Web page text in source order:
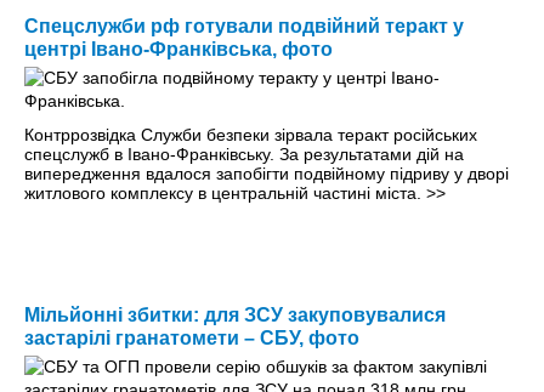
Спецслужби рф готували подвійний теракт у
центрі Івано-Франківська, фото
Контррозвідка Служби безпеки зірвала теракт російських
спецслужб в Івано-Франківську. За результатами дій на
випередження вдалося запобігти подвійному підриву у дворі
житлового комплексу в центральній частині міста. >>
Мільйонні збитки: для ЗСУ закуповувалися
застарілі гранатомети – СБУ, фото